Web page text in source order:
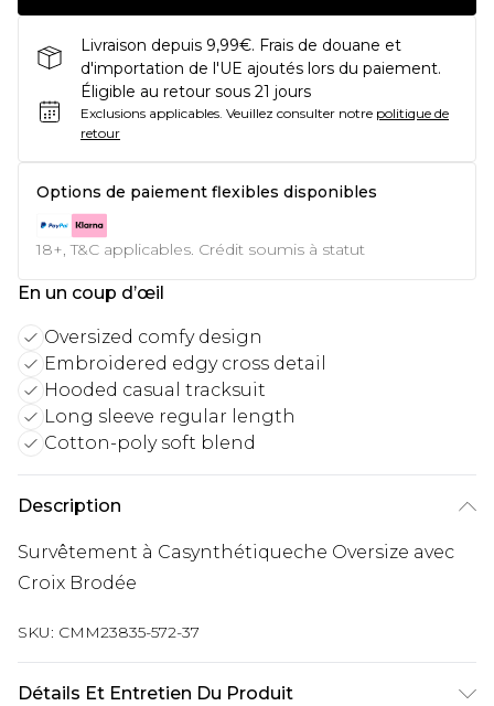
Livraison depuis 9,99€. Frais de douane et
d'importation de l'UE ajoutés lors du paiement.
Éligible au retour sous 21 jours
Exclusions applicables. Veuillez consulter notre politique de
retour
Options de paiement flexibles disponibles
18+, T&C applicables. Crédit soumis à statut
En un coup d’œil
Oversized comfy design
Embroidered edgy cross detail
Hooded casual tracksuit
Long sleeve regular length
Cotton-poly soft blend
Description
Survêtement à Casynthétiqueche Oversize avec
Croix Brodée
SKU: CMM23835-572-37
Détails Et Entretien Du Produit